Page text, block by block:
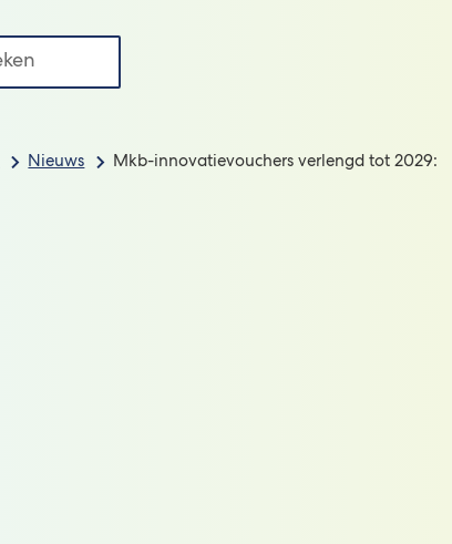
FAQ
Regio
II
Nieuws
Mkb-innovatievouchers verlengd tot 2029: